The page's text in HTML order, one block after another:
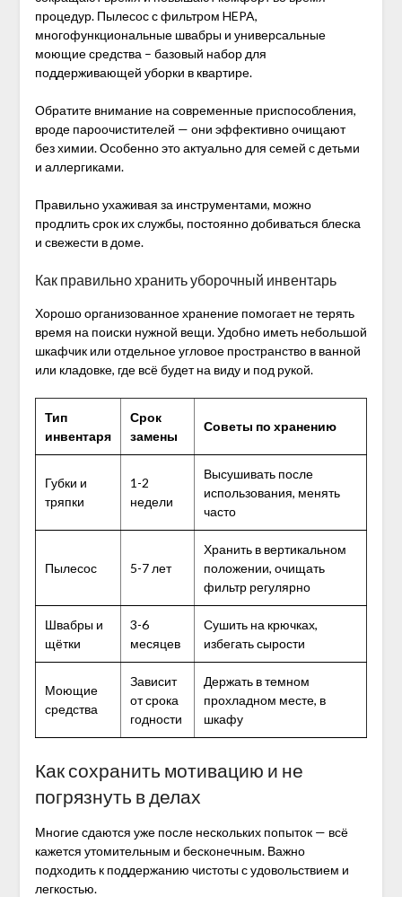
процедур. Пылесос с фильтром HEPA,
многофункциональные швабры и универсальные
моющие средства – базовый набор для
поддерживающей уборки в квартире.
Обратите внимание на современные приспособления,
вроде пароочистителей — они эффективно очищают
без химии. Особенно это актуально для семей с детьми
и аллергиками.
Правильно ухаживая за инструментами, можно
продлить срок их службы, постоянно добиваться блеска
и свежести в доме.
Как правильно хранить уборочный инвентарь
Хорошо организованное хранение помогает не терять
время на поиски нужной вещи. Удобно иметь небольшой
шкафчик или отдельное угловое пространство в ванной
или кладовке, где всё будет на виду и под рукой.
Тип
инвентаря
Срок
замены
Советы по хранению
Губки и
тряпки
1-2
недели
Высушивать после
использования, менять
часто
Пылесос 5-7 лет
Хранить в вертикальном
положении, очищать
фильтр регулярно
Швабры и
щётки
3-6
месяцев
Сушить на крючках,
избегать сырости
Моющие
средства
Зависит
от срока
годности
Держать в темном
прохладном месте, в
шкафу
Как сохранить мотивацию и не
погрязнуть в делах
Многие сдаются уже после нескольких попыток — всё
кажется утомительным и бесконечным. Важно
подходить к поддержанию чистоты с удовольствием и
легкостью.